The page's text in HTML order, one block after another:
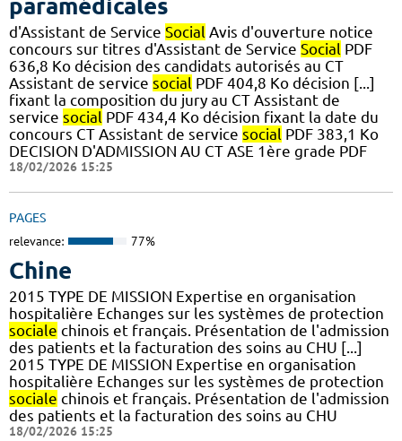
paramédicales
d'Assistant de Service Social Avis d'ouverture notice
concours sur titres d'Assistant de Service Social PDF
636,8 Ko décision des candidats autorisés au CT
Assistant de service social PDF 404,8 Ko décision [...]
fixant la composition du jury au CT Assistant de
service social PDF 434,4 Ko décision fixant la date du
concours CT Assistant de service social PDF 383,1 Ko
DECISION D'ADMISSION AU CT ASE 1ère grade PDF
18/02/2026 15:25
PAGES
relevance: 77%
Chine
2015 TYPE DE MISSION Expertise en organisation
hospitalière Echanges sur les systèmes de protection
sociale chinois et français. Présentation de l'admission
des patients et la facturation des soins au CHU [...]
2015 TYPE DE MISSION Expertise en organisation
hospitalière Echanges sur les systèmes de protection
sociale chinois et français. Présentation de l'admission
des patients et la facturation des soins au CHU
18/02/2026 15:25